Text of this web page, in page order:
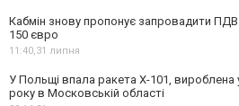
Кабмін знову пропонує запровадити
150 євро
11:40,31 липня
У Польщі впала ракета Х-101, вироблена
року в Московській області